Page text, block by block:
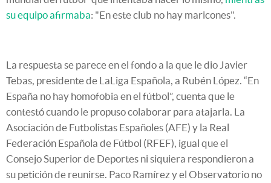
su equipo afirmaba: "En este club no hay maricones".
La respuesta se parece en el fondo a la que le dio Javier
Tebas, presidente de LaLiga Española, a Rubén López. “En
España no hay homofobia en el fútbol”, cuenta que le
contestó cuando le propuso colaborar para atajarla. La
Asociación de Futbolistas Españoles (AFE) y la Real
Federación Española de Fútbol (RFEF), igual que el
Consejo Superior de Deportes ni siquiera respondieron a
su petición de reunirse. Paco Ramírez y el Observatorio no